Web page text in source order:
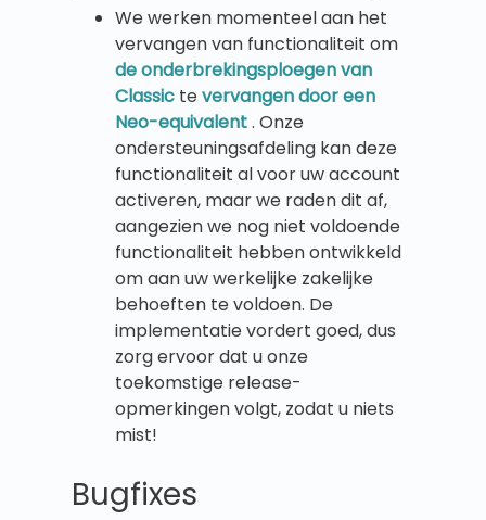
We werken momenteel aan het
vervangen van functionaliteit om
de onderbrekingsploegen van
Classic tevervangen door een
Neo-equivalent. Onze
ondersteuningsafdeling kan deze
functionaliteit al voor uw account
activeren, maar we raden dit af,
aangezien we nog niet voldoende
functionaliteit hebben ontwikkeld
om aan uw werkelijke zakelijke
behoeften te voldoen. De
implementatie vordert goed, dus
zorg ervoor dat u onze
toekomstige release-
opmerkingen volgt, zodat u niets
mist!
Bugfixes